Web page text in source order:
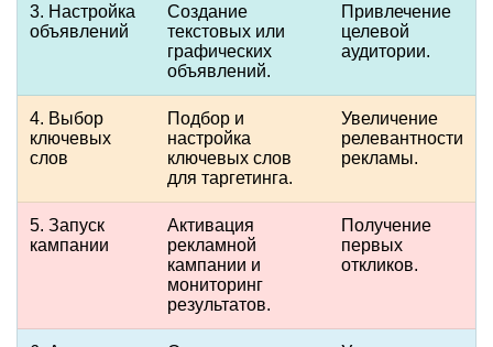
3. Настройка
объявлений
Создание
текстовых или
графических
объявлений.
Привлечение
целевой
аудитории.
4. Выбор
ключевых
слов
Подбор и
настройка
ключевых слов
для таргетинга.
Увеличение
релевантности
рекламы.
5. Запуск
кампании
Активация
рекламной
кампании и
мониторинг
результатов.
Получение
первых
откликов.